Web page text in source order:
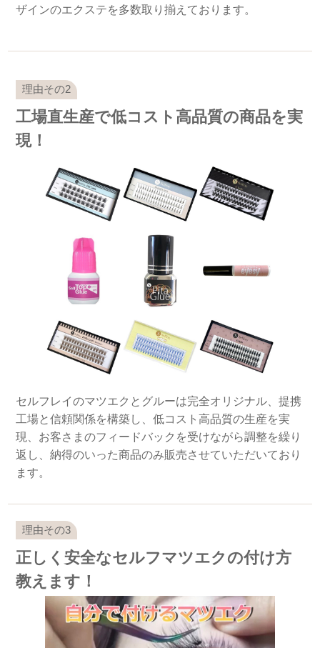
ザインのエクステを多数取り揃えております。
工場直生産で低コスト高品質の商品を実
現！
セルフレイのマツエクとグルーは完全オリジナル、提携
工場と信頼関係を構築し、低コスト高品質の生産を実
現、お客さまのフィードバックを受けながら調整を繰り
返し、納得のいった商品のみ販売させていただいており
ます。
正しく安全なセルフマツエクの付け方
教えます！